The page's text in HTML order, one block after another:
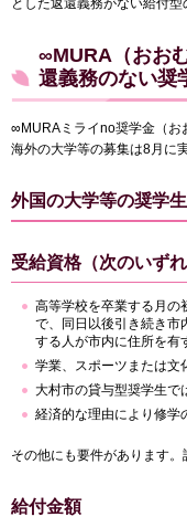
とした返還義務がない給付型
∞MURA（おお
還義務のない奨
∞MURAミライno奨学金（お
海外の大学等の募集は8月に
外国の大学等の奨学
受給資格（次のいず
高等学校を卒業する月の
で、同日以後引き続き市
する人が市内に住所を有
学業、スポーツまたは文
大村市の貸与型奨学生で
経済的な理由により修学
その他にも要件があります。
給付金額